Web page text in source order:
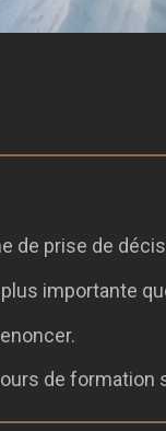
de prise de
importante
de